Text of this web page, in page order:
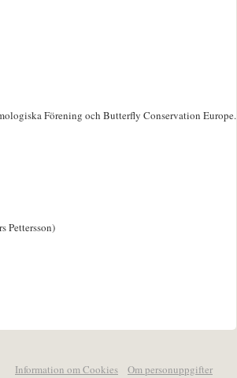
Förening och Butterfly Conservation Europe.
Pettersson)
Information om Cookies Om personuppgifter